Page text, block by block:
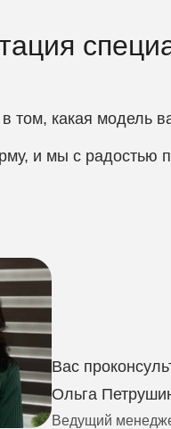
том, какая модель
и мы с радостью
Вас
Ольга
Ведущий